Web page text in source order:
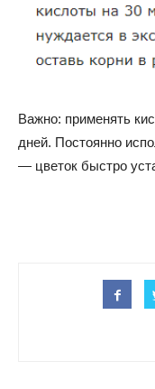
Важно: применять
дней. Постоянно
— цветок быстро